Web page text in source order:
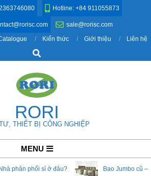
Hotline: +84 911055873
sale@rorisc.com
Kiến thức Giới thiệu
Liên hệ
Search
RORI
THIẾT BỊ CÔNG NGHIỆP
MENU
phân phối sỉ ở đâu? Bao Jumbo cũ –